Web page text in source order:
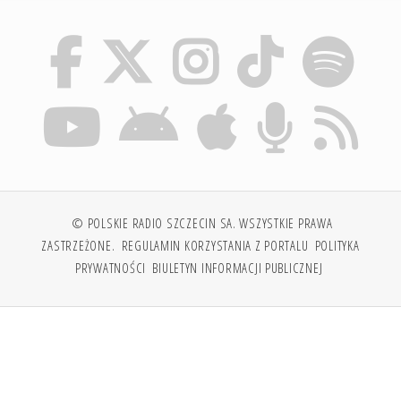
© POLSKIE RADIO SZCZECIN SA. WSZYSTKIE PRAWA
ZASTRZEŻONE. REGULAMIN KORZYSTANIA Z PORTALU POLITYKA
PRYWATNOŚCI BIULETYN INFORMACJI PUBLICZNEJ